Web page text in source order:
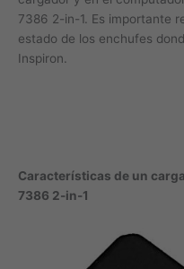
7386 2-in-1. Es importante
estado de los enchufes
Inspiron.
Características de un
7386 2-in-1